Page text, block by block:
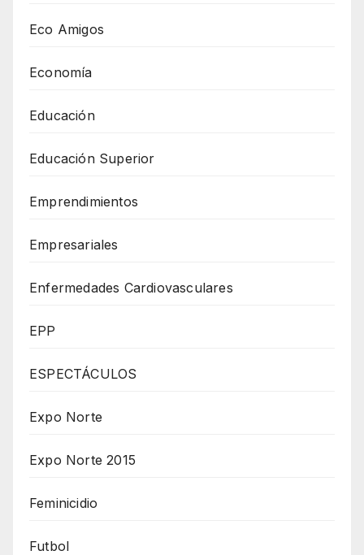
Eco Amigos
Economía
Educación
Educación Superior
Emprendimientos
Empresariales
Enfermedades Cardiovasculares
EPP
ESPECTÁCULOS
Expo Norte
Expo Norte 2015
Feminicidio
Futbol